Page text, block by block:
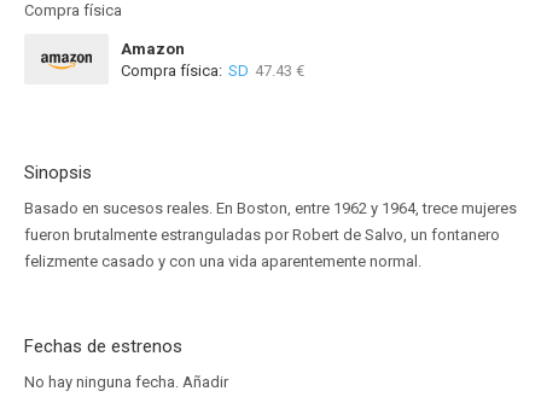
Compra física
Amazon
Compra física: SD 47.43 €
Sinopsis
Basado en sucesos reales. En Boston, entre 1962 y 1964, trece mujeres
fueron brutalmente estranguladas por Robert de Salvo, un fontanero
felizmente casado y con una vida aparentemente normal.
Fechas de estrenos
No hay ninguna fecha. Añadir